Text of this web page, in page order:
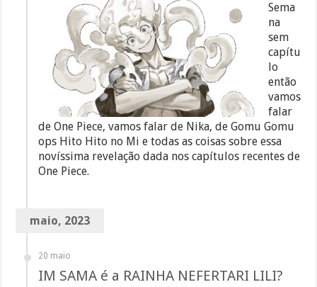
Sema
na
sem
capítu
lo
então
vamos
falar
de One Piece, vamos falar de Nika, de Gomu Gomu
ops Hito Hito no Mi e todas as coisas sobre essa
novíssima revelação dada nos capítulos recentes de
One Piece.
maio, 2023
20 maio
IM SAMA é a RAINHA NEFERTARI LILI?